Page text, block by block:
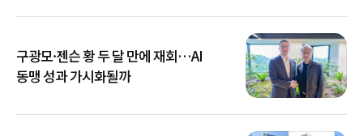
구광모·젠슨 황 두 달 만에 재회…AI
동맹 성과 가시화될까